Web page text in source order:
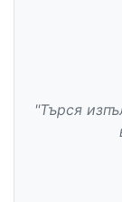
"Търся